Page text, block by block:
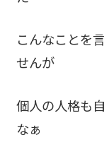
こんなことを
せんが
個人の人格も
なぁ